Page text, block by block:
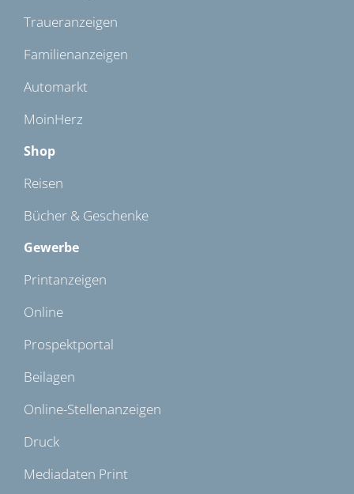
Traueranzeigen
Familienanzeigen
Automarkt
MoinHerz
Shop
Reisen
Bücher & Geschenke
Gewerbe
Printanzeigen
Online
Prospektportal
Beilagen
Online-Stellenanzeigen
Druck
Mediadaten Print